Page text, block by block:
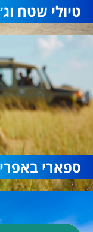
טיולי שטח
ספארי